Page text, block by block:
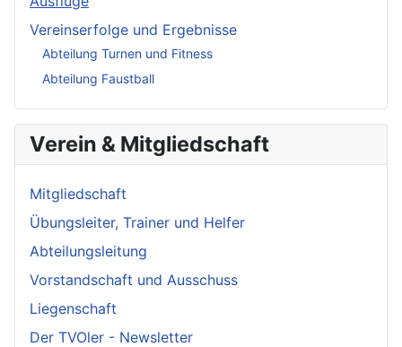
Vereinserfolge und Ergebnisse
Abteilung Turnen und Fitness
Abteilung Faustball
Verein & Mitgliedschaft
Mitgliedschaft
Übungsleiter, Trainer und Helfer
Abteilungsleitung
Vorstandschaft und Ausschuss
Liegenschaft
Der TVOler - Newsletter